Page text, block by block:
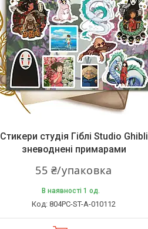
Стикери студія Гіблі Studio Ghibli
зневоднені примарами
55 ₴/упаковка
В наявності 1 од.
804PC-ST-A-010112